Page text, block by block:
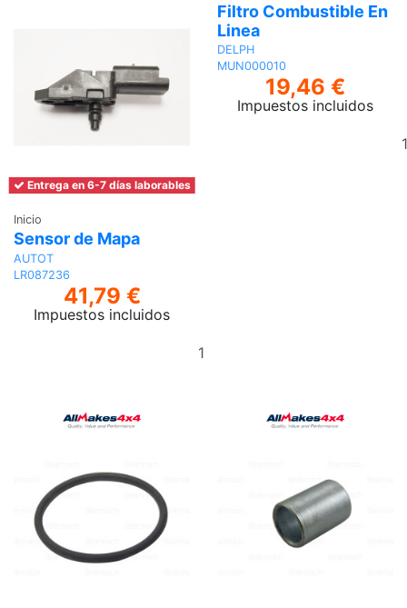
Entrega en 6-7 días laborables
Inicio
Sensor de Mapa
AUTOT
LR087236
41,79 €
Impuestos incluidos
Filtro Combustible En
Linea
DELPH
MUN000010
19,46 €
Impuestos incluidos